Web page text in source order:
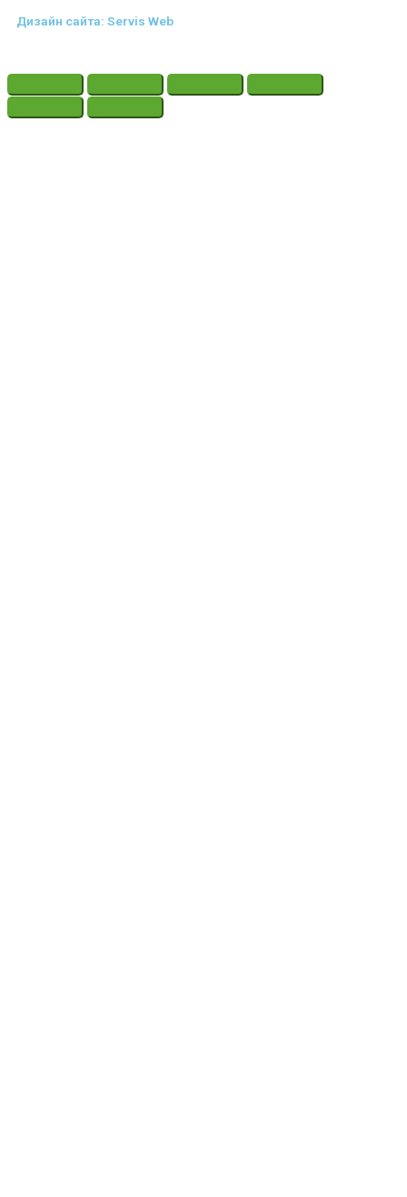
Дизайн сайта: Servis Web